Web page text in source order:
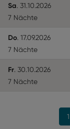
Sa. 31.10.2026
7 Nächte
Do. 17.09.2026
7 Nächte
Fr. 30.10.2026
7 Nächte
1